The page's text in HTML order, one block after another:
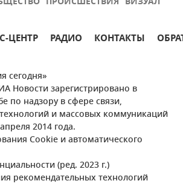
ЦЕНТР РАДИО КОНТАКТЫ
сегодня»
Новости зарегистрировано в
по надзору в сфере связи,
и массовых коммуникаций
2014 года.
Cookie и автоматического
(ред. 2023 г.)
рекомендательных технологий